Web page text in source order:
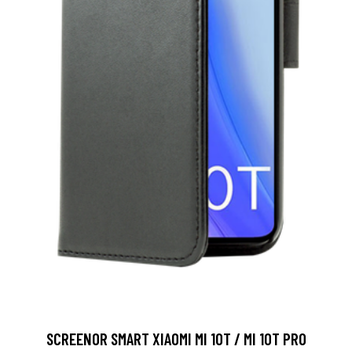
SCREENOR SMART XIAOMI MI 10T / MI 10T PRO